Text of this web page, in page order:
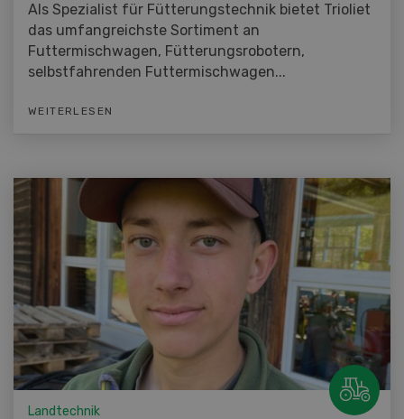
Als Spezialist für Fütterungstechnik bietet Trioliet
das umfangreichste Sortiment an
Futtermischwagen, Fütterungsrobotern,
selbstfahrenden Futtermischwagen...
WEITERLESEN
Landtechnik